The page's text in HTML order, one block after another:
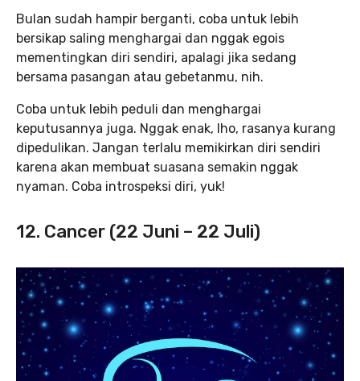
Bulan sudah hampir berganti, coba untuk lebih
bersikap saling menghargai dan nggak egois
mementingkan diri sendiri, apalagi jika sedang
bersama pasangan atau gebetanmu, nih.
Coba untuk lebih peduli dan menghargai
keputusannya juga. Nggak enak, lho, rasanya kurang
dipedulikan. Jangan terlalu memikirkan diri sendiri
karena akan membuat suasana semakin nggak
nyaman. Coba introspeksi diri, yuk!
12. Cancer (22 Juni – 22 Juli)